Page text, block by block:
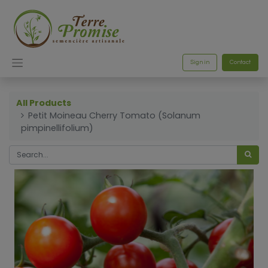
Sign in Contact
All Products
Petit Moineau Cherry Tomato (Solanum
pimpinellifolium)